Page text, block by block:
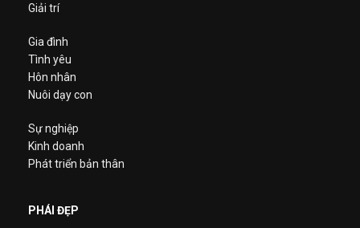
Giải trí
Gia đình
Tình yêu
Hôn nhân
Nuôi dạy con
Sự nghiệp
Kinh doanh
Phát triển bản thân
PHÁI ĐẸP